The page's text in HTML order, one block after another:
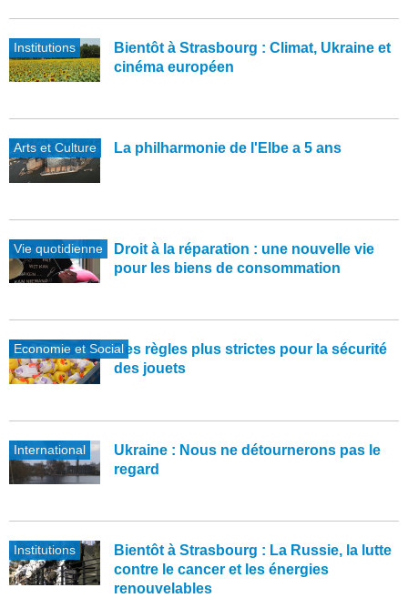
Institutions
Bientôt à Strasbourg : Climat, Ukraine et
cinéma européen
Arts et Culture La philharmonie de l'Elbe a 5 ans
Vie quotidienne
Droit à la réparation : une nouvelle vie
pour les biens de consommation
Economie et SocialDes règles plus strictes pour la sécurité
des jouets
International
Ukraine : Nous ne détournerons pas le
regard
Institutions
Bientôt à Strasbourg : La Russie, la lutte
contre le cancer et les énergies
renouvelables